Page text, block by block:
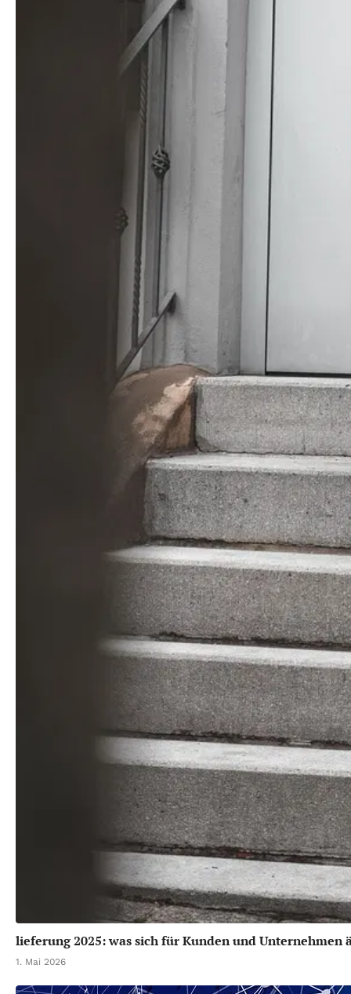
lieferung 2025: was sich für Kunden und Unternehmen
1. Mai 2026